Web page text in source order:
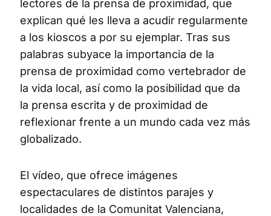
lectores de la prensa de proximidad, que
explican qué les lleva a acudir regularmente
a los kioscos a por su ejemplar. Tras sus
palabras subyace la importancia de la
prensa de proximidad como vertebrador de
la vida local, así como la posibilidad que da
la prensa escrita y de proximidad de
reflexionar frente a un mundo cada vez más
globalizado.
El vídeo, que ofrece imágenes
espectaculares de distintos parajes y
localidades de la Comunitat Valenciana,